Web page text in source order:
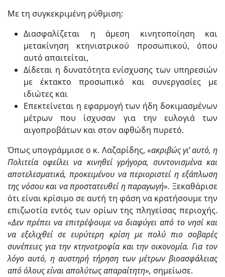
Με τη συγκεκριμένη ρύθμιση:
Διασφαλίζεται η άμεση κινητοποίηση και
μετακίνηση κτηνιατρικού προσωπικού, όπου
αυτό απαιτείται,
Δίδεται η δυνατότητα ενίσχυσης των υπηρεσιών
με έκτακτο προσωπικό και συνεργασίες με
ιδιώτες και
Επεκτείνεται η εφαρμογή των ήδη δοκιμασμένων
μέτρων που ίσχυσαν για την ευλογιά των
αιγοπροβάτων και στον αφθώδη πυρετό.
Όπως υπογράμμισε ο κ. Λαζαρίδης, «ακριβώς γι’ αυτό, η
Πολιτεία οφείλει να κινηθεί γρήγορα, συντονισμένα και
αποτελεσματικά, προκειμένου να περιοριστεί η εξάπλωση
της νόσου και να προστατευθεί η παραγωγή». Ξεκαθάρισε
ότι είναι κρίσιμο σε αυτή τη φάση να κρατήσουμε την
επιζωοτία εντός των ορίων της πληγείσας περιοχής.
«Δεν πρέπει να επιτρέψουμε να διαφύγει από το νησί και
να εξελιχθεί σε ευρύτερη κρίση με πολύ πιο σοβαρές
συνέπειες για την κτηνοτροφία και την οικονομία. Για τον
λόγο αυτό, η αυστηρή τήρηση των μέτρων βιοασφάλειας
από όλους είναι απολύτως απαραίτητη», σημείωσε.